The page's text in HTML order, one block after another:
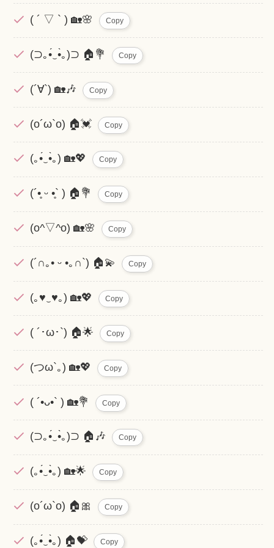
( ´ ▽ ` ) 🏡🌸 Copy
(⊃｡•́‿•̀｡)⊃ 🏠💐 Copy
(´∀`) 🏡🎶 Copy
(o´ω`o) 🏠💓 Copy
(｡•́‿•̀｡) 🏡💖 Copy
(´•̥ ᵕ •̥` ) 🏠💐 Copy
(o^▽^o) 🏡🌸 Copy
(´∩｡• ᵕ •｡∩`) 🏠💫 Copy
(｡♥‿♥｡) 🏡💖 Copy
( ´･ω･`) 🏠🌟 Copy
(つω`｡) 🏡💖 Copy
( ´•ᴗ•` ) 🏡💐 Copy
(⊃｡•́‿•̀｡)⊃ 🏠🎶 Copy
(｡•́‿•̀｡) 🏡🌟 Copy
(o´ω`o) 🏠🎀 Copy
(｡•́‿•̀｡) 🏠💝 Copy